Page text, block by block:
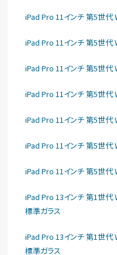
iPad Pro 11インチ 第5世代
iPad Pro 11インチ 第5世代
iPad Pro 11インチ 第5世代
iPad Pro 11インチ 第5世代
iPad Pro 11インチ 第5世代
iPad Pro 11インチ 第5世代
iPad Pro 11インチ 第5世代
iPad Pro 13インチ 第1世代
標準ガラス
iPad Pro 13インチ 第1世代
標準ガラス